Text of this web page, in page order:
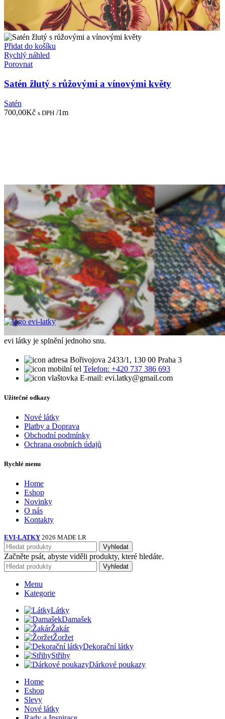
Přidat do košíku
Rychlý náhled
Porovnat
Satén žlutý s růžovými a vínovými květy
Satén
700,00Kč s DPH /1m
evi látky je splnění jednoho snu.
Bořivojova 2433/1, 130 00 Praha 3
Telefon: +420 737 386 693
E-mail: evi.latky@gmail.com
Užitečné odkazy
Nové látky
Platby a Doprava
Obchodní podmínky
Ochrana osobních údajů
Rychlé menu
Home
Eshop
Novinky
O nás
Kontakty
EVI-LATKY 2026 MADE LR
Vyhledat
Začněte psát, abyste viděli produkty, které hledáte.
Vyhledat
Menu
Kategorie
Látky
Damašek
Žakár
Žoržet
Dekorační látky
Střihy
Dárkové poukazy
Home
Eshop
Slevy
Nové látky